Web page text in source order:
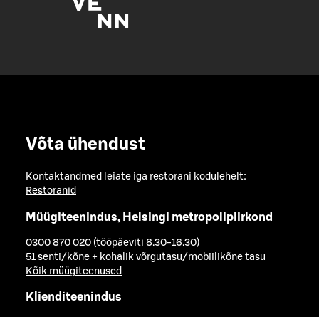
Võta ühendust
Kontaktandmed leiate iga restorani kodulehelt:
Restoranid
Müügiteenindus, Helsingi metropolipiirkond
0300 870 020 (tööpäeviti 8.30-16.30)
51 senti/kõne + kohalik võrgutasu/mobiilikõne tasu
Kõik müügiteenused
Klienditeenindus